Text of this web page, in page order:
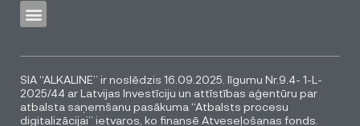
SIA “ALKALINE” ir noslēdzis 16.09.2025. līgumu Nr.9.4- 1-L-
2025/44 ar Latvijas Investīciju un attīstības aģentūru par
atbalsta saņemšanu pasākuma “Atbalsts procesu
digitalizācijai” ietvaros, ko finansē Atveseļošanas fonds.